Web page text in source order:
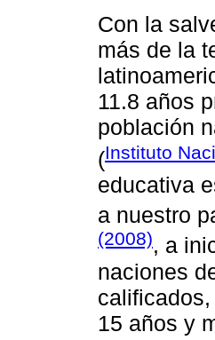
Con la
más de la
11.8 años
población
(Instituto
educativa
a nuestro
(2008), a
naciones
15 años y